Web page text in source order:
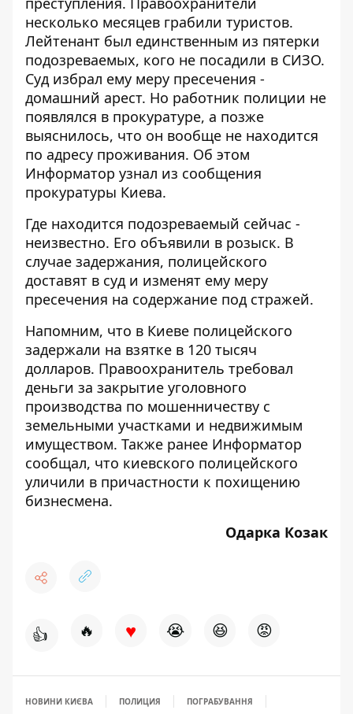
несколько месяцев грабили туристов.
Лейтенант был единственным из пятерки
подозреваемых, кого не посадили в СИЗО.
Суд избрал ему меру пресечения -
домашний арест. Но работник полиции не
появлялся в прокуратуре, а позже
выяснилось, что он вообще не находится
по адресу проживания. Об этом
Информатор узнал из сообщения
прокуратуры Киева.
Где находится подозреваемый сейчас -
неизвестно. Его объявили в розыск. В
случае задержания, полицейского
доставят в суд и изменят ему меру
пресечения на содержание под стражей.
Напомним, что в Киеве полицейского
задержали на взятке в 120 тысяч
долларов. Правоохранитель требовал
деньги за закрытие уголовного
производства по мошенничеству с
земельными участками и недвижимым
имуществом. Также ранее Информатор
сообщал, что киевского полицейского
уличили в причастности к похищению
бизнесмена.
Одарка Козак
👍 🔥 ♥ 😭 😆 😡
НОВИНИ КИЄВА ПОЛИЦИЯ
ПОГРАБУВАННЯ